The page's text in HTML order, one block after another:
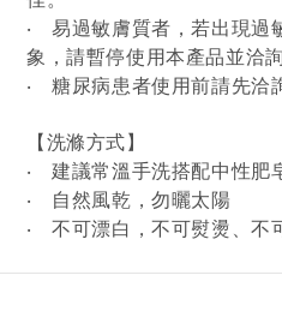
‧易過敏膚質者，若出現過
象，請暫停使用本產品並洽詢
‧糖尿病患者使用前請先洽
【洗滌方式】
‧建議常溫手洗搭配中性肥
‧
自然風乾，勿曬太陽
‧不可漂白，不可熨燙、不